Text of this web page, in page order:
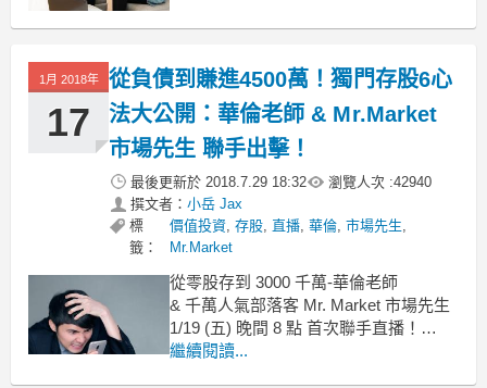
隨著自己的成長
1月 2018年
17
從負債到賺進4500萬！獨門存股6心
法大公開：華倫老師 & Mr.Market
市場先生 聯手出擊！
最後更新於 2018.7.29 18:32 瀏覽人次 :42940
撰文者： 小岳 Jax
標
籤：
價值投資,存股, 直播,華倫,市場先生,
Mr.Market
從零股存到 3000 千萬-華倫老師
& 千萬人氣部落客 Mr. Market 市場先生
1/19 (五) 晚間 8 點 首次聯手直播！
從流浪教師到賺進 4500 萬，
繼續閱讀...